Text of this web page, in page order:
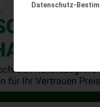
Datenschutz-